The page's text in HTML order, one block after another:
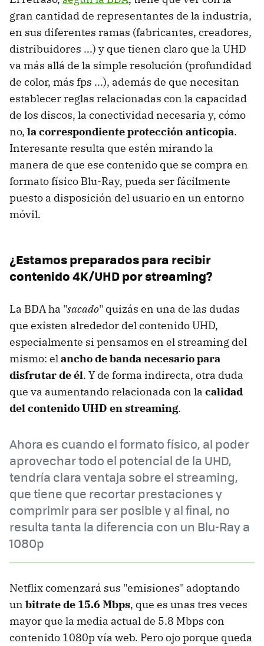
gran cantidad de representantes de la industria,
en sus diferentes ramas (fabricantes, creadores,
distribuidores ...) y que tienen claro que la UHD
va más allá de la simple resolución (profundidad
de color, más fps ...), además de que necesitan
establecer reglas relacionadas con la capacidad
de los discos, la conectividad necesaria y, cómo
no, la correspondiente protección anticopia.
Interesante resulta que estén mirando la
manera de que ese contenido que se compra en
formato físico Blu-Ray, pueda ser fácilmente
puesto a disposición del usuario en un entorno
móvil.
¿Estamos preparados para recibir
contenido 4K/UHD por streaming?
La BDA ha "sacado" quizás en una de las dudas
que existen alrededor del contenido UHD,
especialmente si pensamos en el streaming del
mismo: el ancho de banda necesario para
disfrutar de él. Y de forma indirecta, otra duda
que va aumentando relacionada con la calidad
del contenido UHD en streaming.
Ahora es cuando el formato físico, al poder
aprovechar todo el potencial de la UHD,
tendría clara ventaja sobre el streaming,
que tiene que recortar prestaciones y
comprimir para ser posible y al final, no
resulta tanta la diferencia con un Blu-Ray a
1080p
Netflix comenzará sus "emisiones" adoptando
un bitrate de 15.6 Mbps, que es unas tres veces
mayor que la media actual de 5.8 Mbps con
contenido 1080p vía web. Pero ojo porque queda